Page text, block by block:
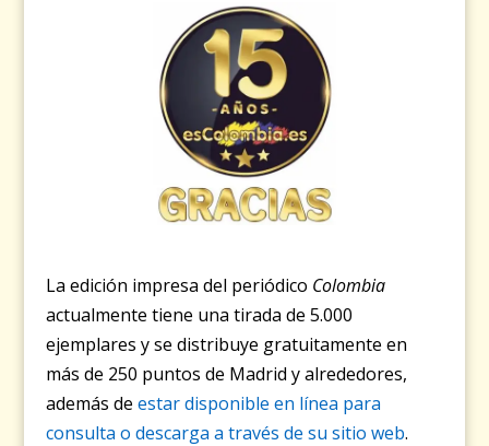
La edición impresa del periódico Colombia
actualmente tiene una tirada de 5.000
ejemplares y se distribuye gratuitamente en
más de 250 puntos de Madrid y alrededores,
además deestar disponible en línea para
consulta o descarga a través de su sitio web.